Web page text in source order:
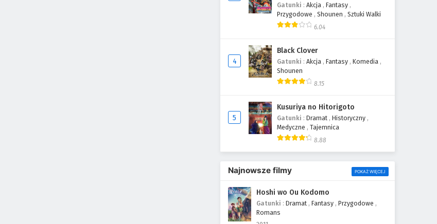
Gatunki : Akcja , Fantasy ,
Przygodowe , Shounen , Sztuki Walki
6.04
4
Black Clover
Gatunki : Akcja , Fantasy , Komedia ,
Shounen
8.15
5
Kusuriya no Hitorigoto
Gatunki : Dramat , Historyczny ,
Medyczne , Tajemnica
8.88
Najnowsze filmy POKAŻ WIĘCEJ
Hoshi wo Ou Kodomo
Gatunki : Dramat , Fantasy , Przygodowe ,
Romans